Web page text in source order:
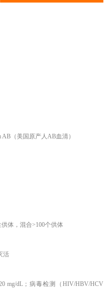
AB（美国原产人AB血清）
体，混合>100个供体
活
mg/dL；病毒检测（HIV/HBV/HCV